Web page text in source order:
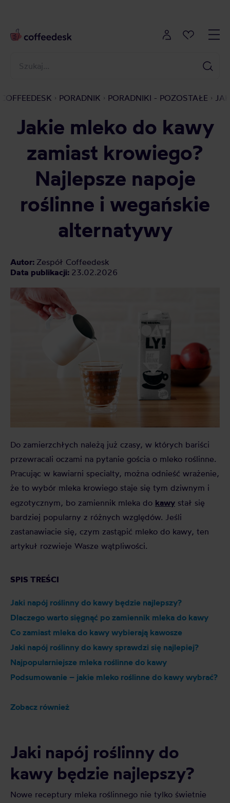
COFFEEDESK PORADNIK PORADNIKI - POZOSTAŁE
Jakie mleko do kawy
zamiast krowiego?
Najlepsze napoje
roślinne i wegańskie
alternatywy
Autor: Zespół Coffeedesk
Data publikacji: 23.02.2026
Do zamierzchłych należą już czasy, w których bariści
przewracali oczami na pytanie gościa o mleko roślinne.
Pracując w kawiarni specialty, można odnieść wrażenie,
że to wybór mleka krowiego staje się tym dziwnym i
egzotycznym, bo zamiennik mleka do kawy stał się
bardziej popularny z różnych względów. Jeśli
zastanawiacie się, czym zastąpić mleko do kawy, ten
artykuł rozwieje Wasze wątpliwości.
SPIS TREŚCI
Jaki napój roślinny do kawy będzie najlepszy?
Dlaczego warto sięgnąć po zamiennik mleka do kawy
Co zamiast mleka do kawy wybierają kawosze
Jaki napój roślinny do kawy sprawdzi się najlepiej?
Najpopularniejsze mleka roślinne do kawy
Podsumowanie – jakie mleko roślinne do kawy wybrać?
Zobacz również
Jaki napój roślinny do
kawy będzie najlepszy?
Nowe receptury mleka roślinnego nie tylko świetnie